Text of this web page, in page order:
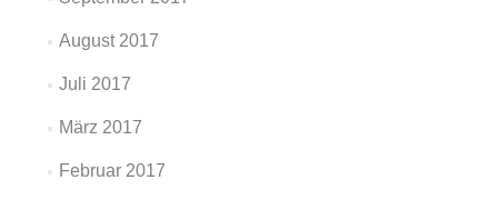
August 2017
Juli 2017
März 2017
Februar 2017